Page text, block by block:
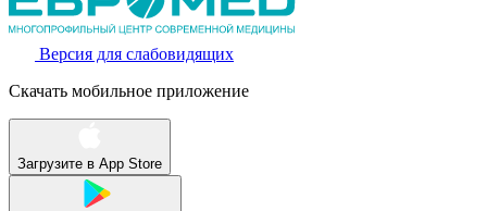
Версия для слабовидящих
Скачать мобильное приложение
Загрузите в App Store